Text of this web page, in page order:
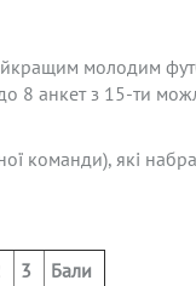
молодим
8 анкет з 15-ти
команди), які
3 Бали